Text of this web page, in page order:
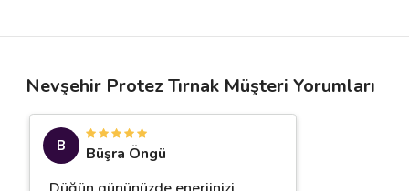
Nevşehir Protez Tırnak Müşteri Yorumları
B
Büşra Öngü